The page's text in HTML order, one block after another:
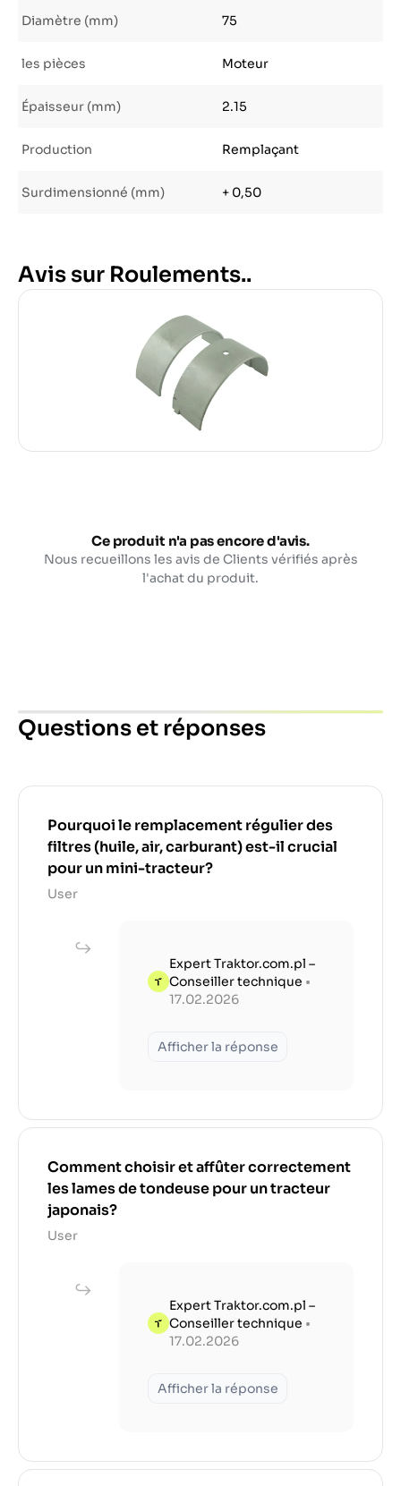
Diamètre (mm) 75
les pièces Moteur
Épaisseur (mm) 2.15
Production Remplaçant
Surdimensionné (mm) + 0,50
Avis sur Roulements..
Ce produit n'a pas encore d'avis.
Nous recueillons les avis de Clients vérifiés après
l'achat du produit.
Questions et réponses
Pourquoi le remplacement régulier des
filtres (huile, air, carburant) est-il crucial
pour un mini-tracteur?
User
Expert Traktor.com.pl –
Conseiller technique •
17.02.2026
Afficher la réponse
Comment choisir et affûter correctement
les lames de tondeuse pour un tracteur
japonais?
User
Expert Traktor.com.pl –
Conseiller technique •
17.02.2026
Afficher la réponse